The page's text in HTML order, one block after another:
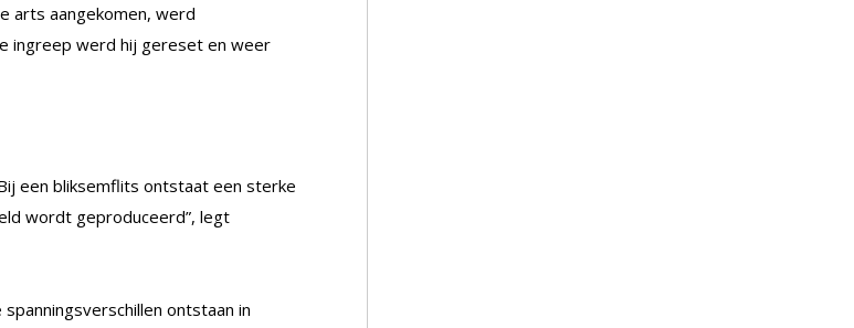
arts aangekomen, werd
ingreep werd hij gereset en weer
een bliksemflits ontstaat een sterke
wordt geproduceerd”, legt
spanningsverschillen ontstaan in